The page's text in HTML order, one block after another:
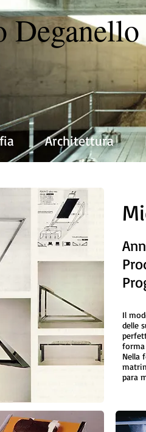
Architettura
Il
delle
forma
Nella
para